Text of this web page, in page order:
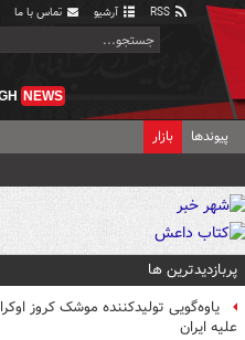
آرشیو تماس با ما
NEWS
پیوندها بازار
پربازدیدترین ها
یاوه‌گویی تولیدکننده موشک کروز
علیه ایران